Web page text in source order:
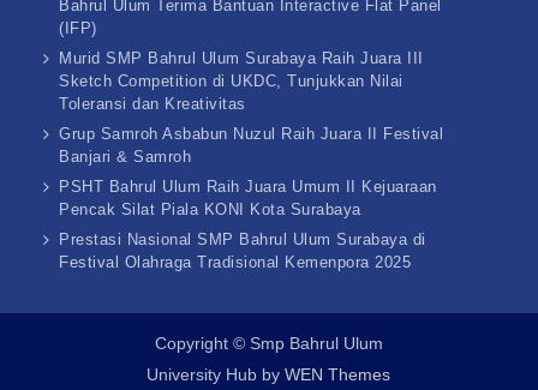
Bahrul Ulum Terima Bantuan Interactive Flat Panel
(IFP)
Murid SMP Bahrul Ulum Surabaya Raih Juara III
Sketch Competition di UKDC, Tunjukkan Nilai
Toleransi dan Kreativitas
Grup Samroh Asbabun Nuzul Raih Juara II Festival
Banjari & Samroh
PSHT Bahrul Ulum Raih Juara Umum II Kejuaraan
Pencak Silat Piala KONI Kota Surabaya
Prestasi Nasional SMP Bahrul Ulum Surabaya di
Festival Olahraga Tradisional Kemenpora 2025
Copyright © Smp Bahrul Ulum
University Hub byWEN Themes